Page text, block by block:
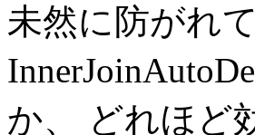
未然に防がれ
か、 どれほど